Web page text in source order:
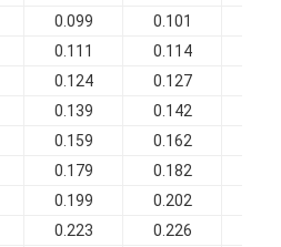
обмотка
медные провода
0.099 0.101
0.111 0.114
0.124 0.127
0.139 0.142
0.159 0.162
0.179 0.182
0.199 0.202
0.223 0.226